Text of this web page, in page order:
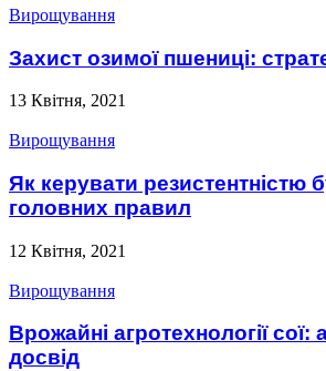
Вирощування
Захист озимої пшениці:
13 Квітня, 2021
Вирощування
Як керувати резистентністю
головних правил
12 Квітня, 2021
Вирощування
Врожайні агротехнології сої:
досвід